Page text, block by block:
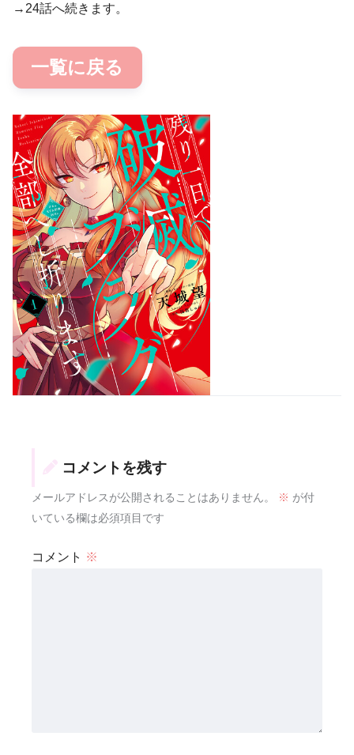
→24話へ続きます。
一覧に戻る
コメントを残す
メールアドレスが公開されることはありません。 ※ が付
いている欄は必須項目です
コメント ※